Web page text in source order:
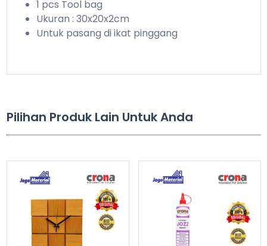
1 pcs Tool bag
Ukuran : 30x20x2cm
Untuk pasang di ikat pinggang
Pilihan Produk Lain Untuk Anda